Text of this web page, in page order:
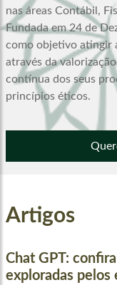
nas áreas Contábil,
Fundada em 24 de
como objetivo atingir
através da
contínua dos seus
princípios éticos.
Artigos
Chat GPT:
exploradas pelos